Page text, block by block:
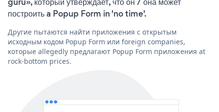
построить a Popup Form in 'no time'.
Другие пытаются найти приложения с открытым
исходным кодом Popup Form или foreign companies,
которые allegedly предлагают Popup Form приложения at
rock-bottom prices.